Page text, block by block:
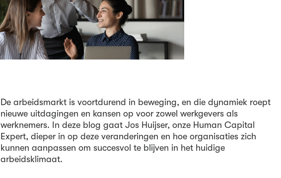
De arbeidsmarkt is voortdurend in beweging, en die dynamiek roept
nieuwe uitdagingen en kansen op voor zowel werkgevers als
werknemers. In deze blog gaat Jos Huijser, onze Human Capital
Expert, dieper in op deze veranderingen en hoe organisaties zich
kunnen aanpassen om succesvol te blijven in het huidige
arbeidsklimaat.